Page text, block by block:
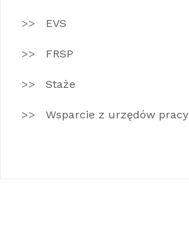
EVS
FRSP
Staże
Wsparcie z urzędów pracy